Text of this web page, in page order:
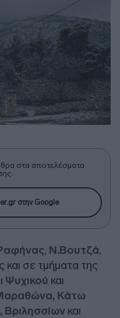
στα αποτελέσματα
στην Google
, Ν.Βουτζά,
και σε τμήματα της
Ψυχικού και
Κάτω
Βριλησσίων και